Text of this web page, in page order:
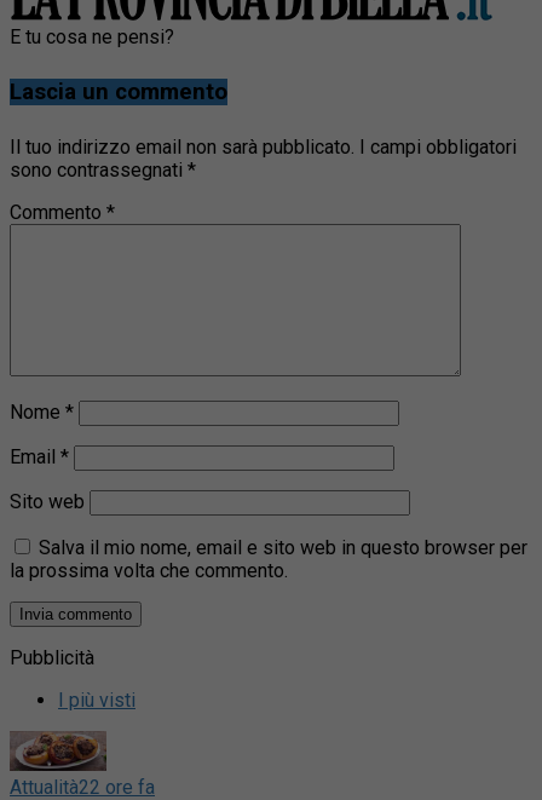
E tu cosa ne pensi?
Lascia un commento
Il tuo indirizzo email non sarà pubblicato. I campi obbligatori
sono contrassegnati *
Commento *
Nome *
Email *
Sito web
Salva il mio nome, email e sito web in questo browser per
la prossima volta che commento.
Pubblicità
I più visti
Attualità22 ore fa